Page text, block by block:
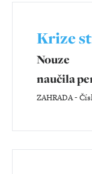
Krize
Nouze
naučila
ZAHRADA-